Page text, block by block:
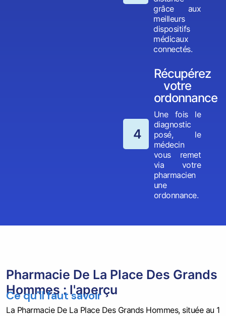
grâce aux
meilleurs
dispositifs
médicaux
connectés.
4
Récupérez
votre
ordonnance
Une fois le
diagnostic
posé, le
médecin
vous remet
via votre
pharmacien
une
ordonnance.
Pharmacie De La Place Des Grands
Hommes : l'aperçu
Ce qu'il faut savoir
La Pharmacie De La Place Des Grands Hommes, située au 1